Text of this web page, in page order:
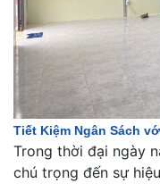
Tiết Kiệm Ngân Sách
Trong thời đại ngày
chú trọng đến sự